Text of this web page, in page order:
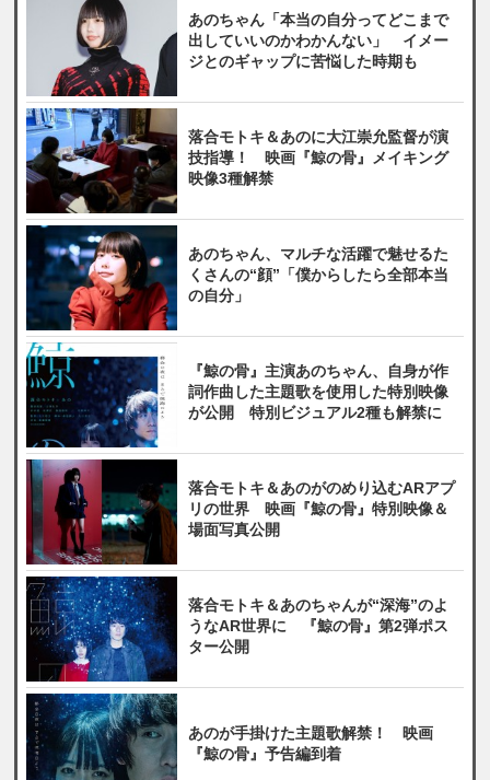
あのちゃん「本当の自分ってどこまで
出していいのかわかんない」 イメー
ジとのギャップに苦悩した時期も
落合モトキ＆あのに大江崇允監督が演
技指導！ 映画『鯨の骨』メイキング
映像3種解禁
あのちゃん、マルチな活躍で魅せるた
くさんの“顔”「僕からしたら全部本当
の自分」
『鯨の骨』主演あのちゃん、自身が作
詞作曲した主題歌を使用した特別映像
が公開 特別ビジュアル2種も解禁に
落合モトキ＆あのがのめり込むARアプ
リの世界 映画『鯨の骨』特別映像＆
場面写真公開
落合モトキ＆あのちゃんが“深海”のよ
うなAR世界に 『鯨の骨』第2弾ポス
ター公開
あのが手掛けた主題歌解禁！ 映画
『鯨の骨』予告編到着